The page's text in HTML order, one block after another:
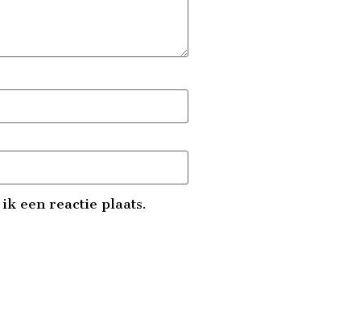
een reactie plaats.